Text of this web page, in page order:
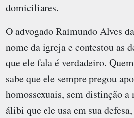
domiciliares.
O advogado Raimundo Alves
nome da igreja e contestou as
que ele fala é verdadeiro.
sabe que ele sempre pregou
homossexuais, sem distinção
álibi que ele usa em sua